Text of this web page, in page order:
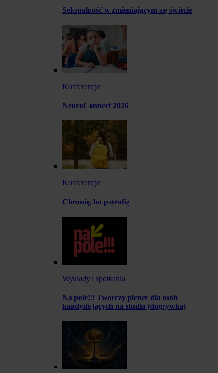
Seksualność w zmieniającym się świecie
Konferencje
NeuroConnect 2026
Konferencje
Chronię, bo potrafię
Wykłady i spotkania
Na pole!!! Twórczy plener dla osób
kandydujących na studia (dogrywka)